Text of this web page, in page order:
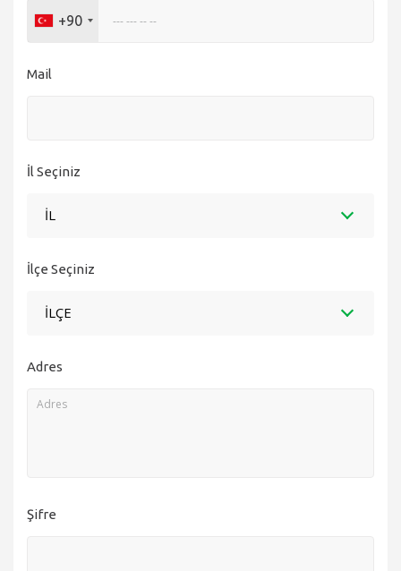
+90
Mail
İl Seçiniz
İL
İlçe Seçiniz
İLÇE
Adres
Şifre